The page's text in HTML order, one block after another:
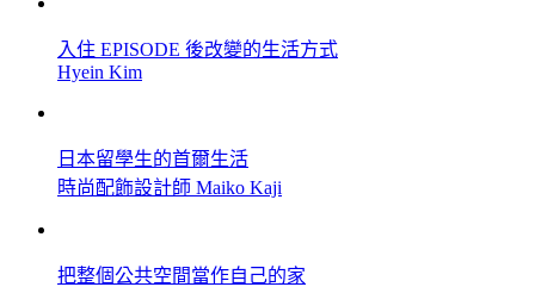
入住 EPISODE 後改變的生活方式
Hyein Kim
日本留學生的首爾生活
時尚配飾設計師 Maiko Kaji
把整個公共空間當作自己的家